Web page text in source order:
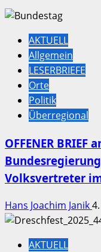
AKTUELL
Allgemein
LESERBRIEFE
Orte
Politik
Überregional
OFFENER
Volksvertreter
Hans Joachim Janik
AKTUELL